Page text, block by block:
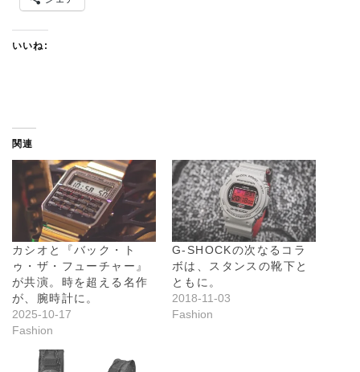
いいね:
関連
カシオと『バック・ト
ゥ・ザ・フューチャー』
が共演。時を超える名作
が、腕時計に。
2025-10-17
Fashion
G-SHOCKの次なるコラ
ボは、スタンスの靴下と
ともに。
2018-11-03
Fashion